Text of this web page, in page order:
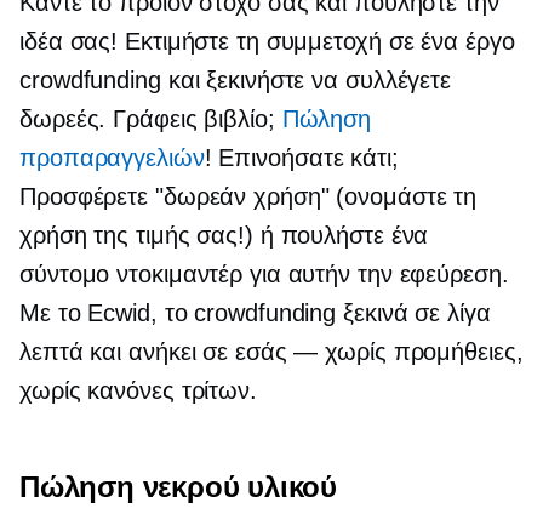
ιδέα σας! Εκτιμήστε τη συμμετοχή σε ένα έργο
crowdfunding και ξεκινήστε να συλλέγετε
δωρεές. Γράφεις βιβλίο; Πώληση
προπαραγγελιών! Επινοήσατε κάτι;
Προσφέρετε "δωρεάν χρήση" (ονομάστε τη
χρήση της τιμής σας!) ή πουλήστε ένα
σύντομο ντοκιμαντέρ για αυτήν την εφεύρεση.
Με το Ecwid, το crowdfunding ξεκινά σε λίγα
λεπτά και ανήκει σε εσάς — χωρίς προμήθειες,
χωρίς κανόνες τρίτων.
Πώληση νεκρού υλικού